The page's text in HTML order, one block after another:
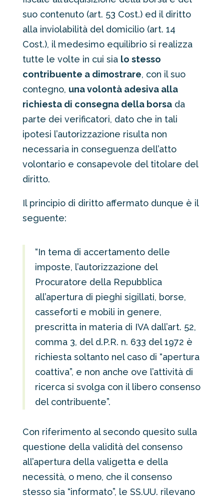
suo contenuto (art. 53 Cost.) ed il diritto
alla inviolabilità del domicilio (art. 14
Cost.), il medesimo equilibrio si realizza
tutte le volte in cui sia lo stesso
contribuente a dimostrare, con il suo
contegno, una volontà adesiva alla
richiesta di consegna della borsada
parte dei verificatori, dato che in tali
ipotesi l’autorizzazione risulta non
necessaria in conseguenza dell’atto
volontario e consapevole del titolare del
diritto.
Il principio di diritto affermato dunque è il
seguente:
“In tema di accertamento delle
imposte, l’autorizzazione del
Procuratore della Repubblica
all’apertura di pieghi sigillati, borse,
casseforti e mobili in genere,
prescritta in materia di IVA dall’art. 52,
comma 3, del d.P.R. n. 633 del 1972 è
richiesta soltanto nel caso di “apertura
coattiva”, e non anche ove l’attività di
ricerca si svolga con il libero consenso
del contribuente”.
Con riferimento al secondo quesito sulla
questione della validità del consenso
all’apertura della valigetta e della
necessità, o meno, che il consenso
stesso sia “informato”, le SS.UU. rilevano